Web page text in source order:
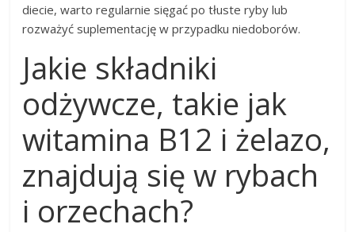
diecie, warto regularnie sięgać po tłuste ryby lub
rozważyć suplementację w przypadku niedoborów.
Jakie składniki
odżywcze, takie jak
witamina B12 i żelazo,
znajdują się w rybach
i orzechach?